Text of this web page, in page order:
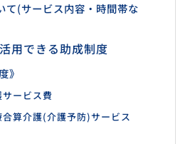
て(サービス内容・時間帯な
用できる助成制度
》
ービス費
算介護(介護予防)サービス